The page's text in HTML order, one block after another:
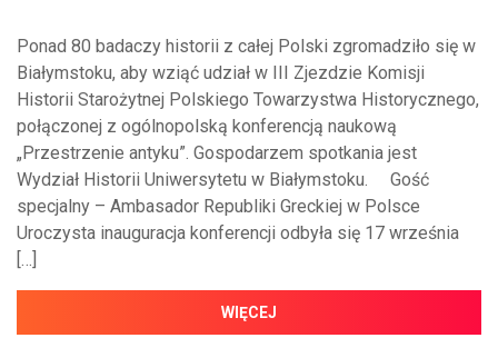
Ponad 80 badaczy historii z całej Polski zgromadziło się w
Białymstoku, aby wziąć udział w III Zjezdzie Komisji
Historii Starożytnej Polskiego Towarzystwa Historycznego,
połączonej z ogólnopolską konferencją naukową
„Przestrzenie antyku”. Gospodarzem spotkania jest
Wydział Historii Uniwersytetu w Białymstoku. Gość
specjalny – Ambasador Republiki Greckiej w Polsce
Uroczysta inauguracja konferencji odbyła się 17 września
[…]
WIĘCEJ